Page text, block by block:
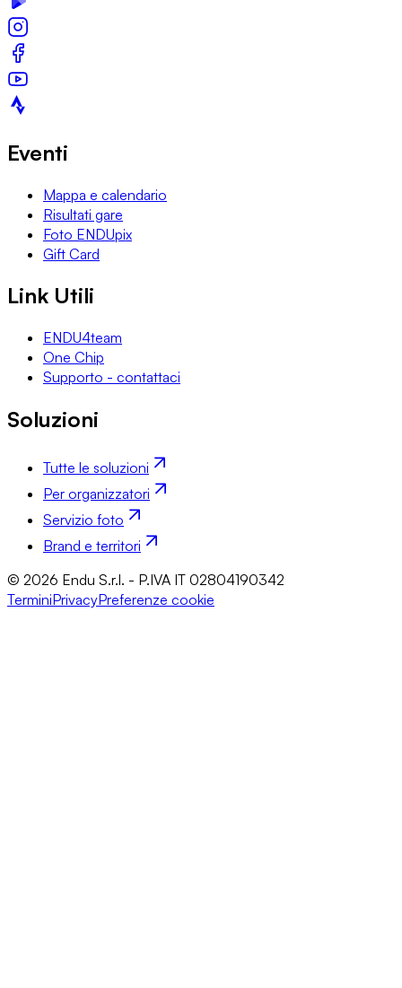
Eventi
Mappa e calendario
Risultati gare
Foto ENDUpix
Gift Card
Link Utili
ENDU4team
One Chip
Supporto - contattaci
Soluzioni
Tutte le soluzioni
Per organizzatori
Servizio foto
Brand e territori
© 2026 Endu S.r.l. - P.IVA IT 02804190342
TerminiPrivacyPreferenze cookie